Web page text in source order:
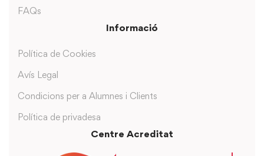
FAQs
Informació
Política de Cookies
Avís Legal
Condicions per a Alumnes i Clients
Política de privadesa
Centre Acreditat